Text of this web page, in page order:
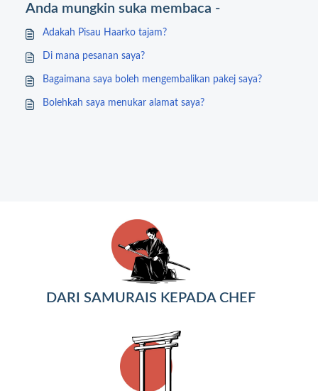
Anda mungkin suka membaca -
Adakah Pisau Haarko tajam?
Di mana pesanan saya?
Bagaimana saya boleh mengembalikan pakej saya?
Bolehkah saya menukar alamat saya?
DARI SAMURAIS KEPADA CHEF